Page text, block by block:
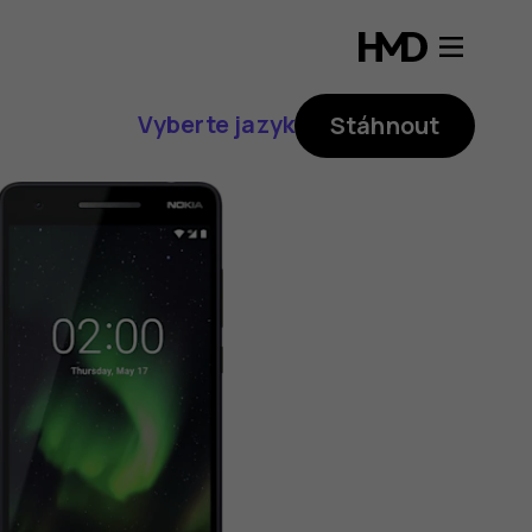
Vyberte jazyk Stáhnout